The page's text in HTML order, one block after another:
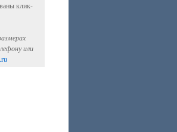
клик-
или